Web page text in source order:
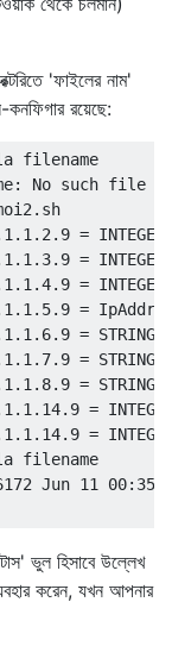
'ফাইলের নাম'
রয়েছে:
filename
No such file
./moi2.sh
=
=
=
=
=
= STRING:
= STRING:
=
=
filename
Jun 11 00:35
ভুল হিসাবে উল্লেখ
করেন, যখন আপনার